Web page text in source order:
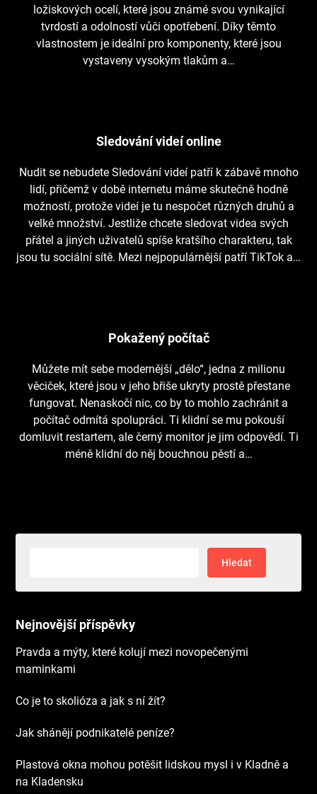
ložiskových ocelí, které jsou známé svou vynikající
tvrdostí a odolností vůči opotřebení. Díky těmto
vlastnostem je ideální pro komponenty, které jsou
vystaveny vysokým tlakům a…
Sledování videí online
Nudit se nebudete Sledování videí patří k zábavě mnoho
lidí, přičemž v době internetu máme skutečně hodně
možností, protože videí je tu nespočet různých druhů a
velké množství. Jestliže chcete sledovat videa svých
přátel a jiných uživatelů spíše kratšího charakteru, tak
jsou tu sociální sítě. Mezi nejpopulárnější patří TikTok a…
Pokažený počítač
Můžete mít sebe modernější „dělo“, jedna z milionu
věciček, které jsou v jeho břiše ukryty prostě přestane
fungovat. Nenaskočí nic, co by to mohlo zachránit a
počítač odmítá spolupráci. Ti klidní se mu pokouší
domluvit restartem, ale černý monitor je jim odpovědí. Ti
méně klidní do něj bouchnou pěstí a…
Nejnovější příspěvky
Pravda a mýty, které kolují mezi novopečenými
maminkami
Co je to skolióza a jak s ní žít?
Jak shánějí podnikatelé peníze?
Plastová okna mohou potěšit lidskou mysl i v Kladně a
na Kladensku